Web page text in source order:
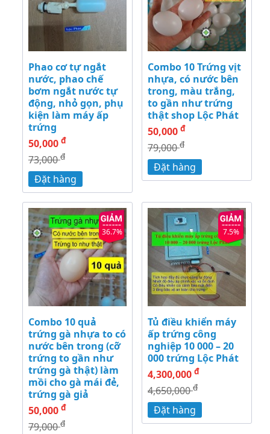
Phao cơ tự ngắt
nước, phao chế
bơm ngắt nước tự
động, nhỏ gọn, phụ
kiện làm máy ấp
trứng
50,000 đ
73,000đ
Đặt hàng
Combo 10 Trứng vịt
nhựa, có nước bên
trong, màu trắng,
to gần như trứng
thật shop Lộc Phát
50,000 đ
79,000đ
Đặt hàng
36.7%
Combo 10 quả
trứng gà nhựa to có
nước bên trong (cỡ
trứng to gần như
trứng gà thật) làm
mồi cho gà mái đẻ,
trứng gà giả
50,000 đ
79,000đ
7.5%
Tủ điều khiển máy
ấp trứng công
nghiệp 10 000 – 20
000 trứng Lộc Phát
4,300,000 đ
4,650,000đ
Đặt hàng